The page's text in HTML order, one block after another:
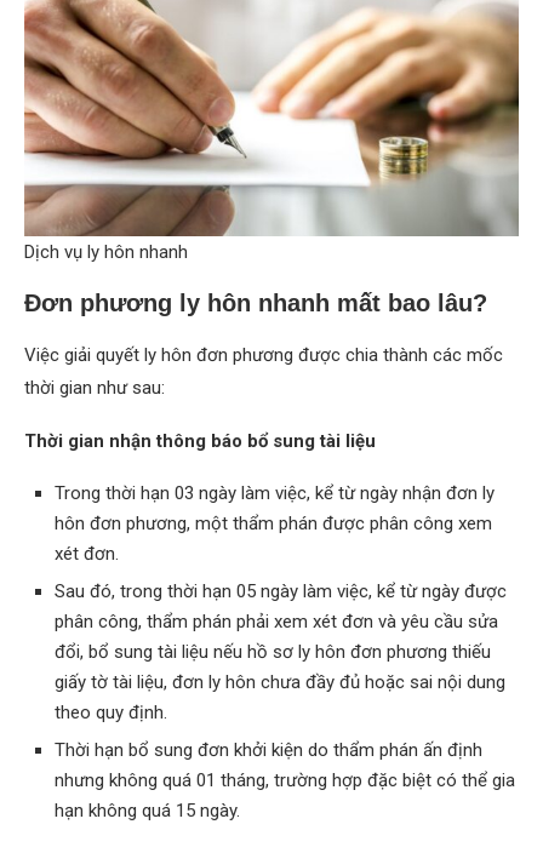
Dịch vụ ly hôn nhanh
Đơn phương ly hôn nhanh mất bao lâu?
Việc giải quyết ly hôn đơn phương được chia thành các mốc
thời gian như sau:
Thời gian nhận thông báo bổ sung tài liệu
Trong thời hạn 03 ngày làm việc, kể từ ngày nhận đơn ly
hôn đơn phương, một thẩm phán được phân công xem
xét đơn.
Sau đó, trong thời hạn 05 ngày làm việc, kể từ ngày được
phân công, thẩm phán phải xem xét đơn và yêu cầu sửa
đổi, bổ sung tài liệu nếu hồ sơ ly hôn đơn phương thiếu
giấy tờ tài liệu, đơn ly hôn chưa đầy đủ hoặc sai nội dung
theo quy định.
Thời hạn bổ sung đơn khởi kiện do thẩm phán ấn định
nhưng không quá 01 tháng, trường hợp đặc biệt có thể gia
hạn không quá 15 ngày.